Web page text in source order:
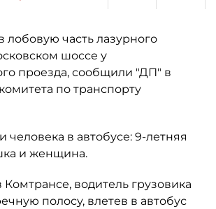
лобовую часть лазурного
шоссе у
проезда, сообщили "ДП" в
по транспорту
человека в автобусе: 9-летняя
и женщина.
Комтрансе, водитель грузовика
полосу, влетев в автобус